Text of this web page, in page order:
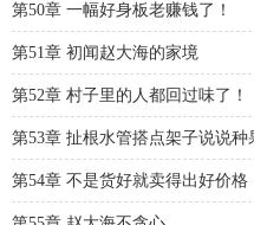
第50章 一幅好身板老赚钱了！
第51章 初闻赵大海的家境
第52章 村子里的人都回过味了！
第53章 扯根水管搭点架子说说种
第54章 不是货好就卖得出好价格